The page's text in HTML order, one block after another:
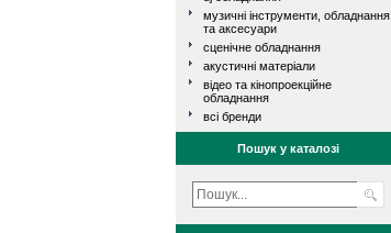
музичні інструменти, обладнання
та аксесуари
сценічне обладнання
акустичні матеріали
відео та кінопроекційне
обладнання
всі бренди
Пошук у каталозі